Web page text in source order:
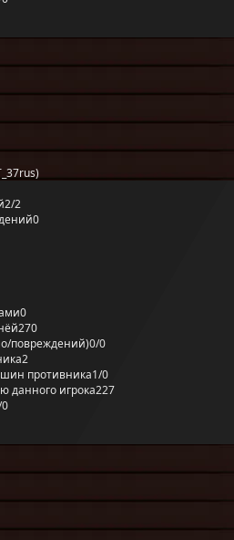
2/2
0
0
270
повреждений)0/0
2
противника1/0
данного игрока227